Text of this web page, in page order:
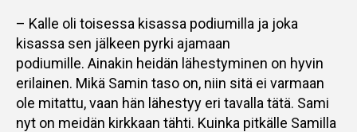
– Kalle oli toisessa kisassa podiumilla ja joka
kisassa sen jälkeen pyrki ajamaan
podiumille. Ainakin heidän lähestyminen on hyvin
erilainen. Mikä Samin taso on, niin sitä ei varmaan
ole mitattu, vaan hän lähestyy eri tavalla tätä. Sami
nyt on meidän kirkkaan tähti. Kuinka pitkälle Samilla